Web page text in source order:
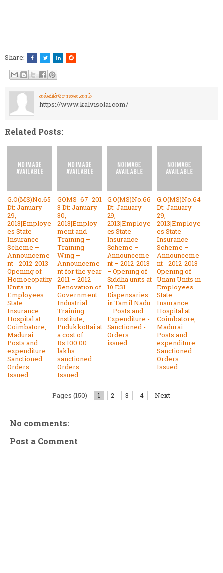
Share:
கல்விச்சோலை.காம்
https://www.kalvisolai.com/
Related Posts:
G.O(MS)No.65
Dt: January
29,
2013|Employe
es State
Insurance
Scheme –
Announceme
nt - 2012-2013 -
Opening of
Homoeopathy
Units in
Employees
State
Insurance
Hospital at
Coimbatore,
Madurai –
Posts and
expenditure –
Sanctioned –
Orders –
Issued.
GOMS_67_201
3 Dt: January
30,
2013|Employ
ment and
Training –
Training
Wing –
Announceme
nt for the year
2011 – 2012 -
Renovation of
Government
Industrial
Training
Institute,
Pudukkottai at
a cost of
Rs.100.00
lakhs –
sanctioned –
Orders
Issued.
G.O(MS)No.66
Dt: January
29,
2013|Employe
es State
Insurance
Scheme –
Announceme
nt – 2012-2013
– Opening of
Siddha units at
10 ESI
Dispensaries
in Tamil Nadu
– Posts and
Expenditure -
Sanctioned -
Orders
issued.
G.O(MS)No.64
Dt: January
29,
2013|Employe
es State
Insurance
Scheme –
Announceme
nt - 2012-2013 -
Opening of
Unani Units in
Employees
State
Insurance
Hospital at
Coimbatore,
Madurai –
Posts and
expenditure –
Sanctioned –
Orders –
Issued.
Pages (150) 1 2 3 4 Next
No comments:
Post a Comment